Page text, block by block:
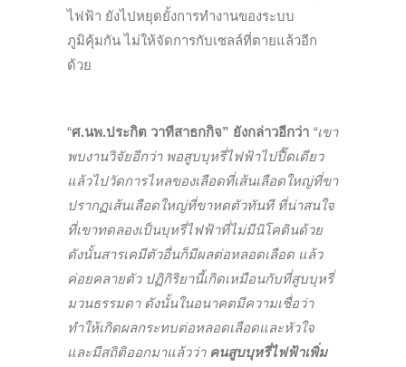
ไฟฟ้า ยังไปหยุดยั้งการทำงานของระบบ
ภูมิคุ้มกัน ไม่ให้จัดการกับเซลล์ที่ตายแล้วอีก
ด้วย
“ศ.นพ.ประกิต วาทีสาธกกิจ” ยังกล่าวอีกว่า “เขา
พบงานวิจัยอีกว่า พอสูบบุหรี่ไฟฟ้าไปปื๊ดเดียว
แล้วไปวัดการไหลของเลือดที่เส้นเลือดใหญ่ที่ขา
ปรากฏเส้นเลือดใหญ่ที่ขาหดตัวทันที ที่น่าสนใจ
ที่เขาทดลองเป็นบุหรี่ไฟฟ้าที่ไม่มีนิโคตินด้วย
ดังนั้นสารเคมีตัวอื่นก็มีผลต่อหลอดเลือด แล้ว
ค่อยคลายตัว ปฏิกิริยานี้เกิดเหมือนกับที่สูบบุหรี่
มวนธรรมดา ดังนั้นในอนาคตมีความเชื่อว่า
ทำให้เกิดผลกระทบต่อหลอดเลือดและหัวใจ
และมีสถิติออกมาแล้วว่า คนสูบบุหรี่ไฟฟ้าเพิ่ม